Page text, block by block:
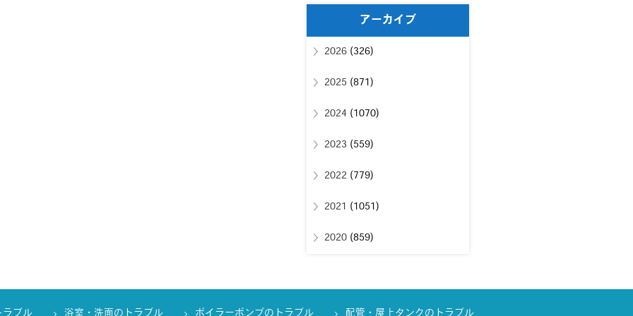
アーカイブ
2026(326)
2025 (871)
2024(1070)
2023 (559)
2022(779)
2021 (1051)
2020(859)
ラブル 浴室・洗面のトラブル ボイラーポンプのトラブル 配管・屋上タンクのトラブル